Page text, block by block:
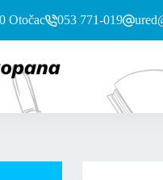
Otočac 053 771-019